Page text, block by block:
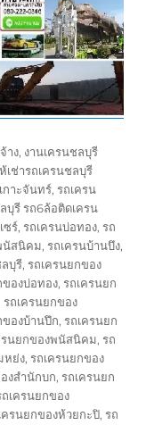
าง, งานเครนชลบุรี
เช่ารถเครนชลบุรี
กาะจันทร์,รถเครน
บุรี รถ6ล้อติดเครน
ซร์,รถเครนบ่อทอง,รถ
นัสนิคม,รถเครนบ้านบึง,
บุรี,รถเครนยกของ
ของบ่อทอง,รถเครนยก
รถเครนยกของ
ของบ้านปึก,รถเครนยก
รนยกของพนัสนิคม,รถ
หย่ง,รถเครนยกของ
งสำนักบก,รถเครนยก
ถเครนยกของ
ครนยกของห้วยกะปิ,รถ